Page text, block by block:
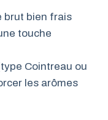
brut bien frais
touche
Cointreau ou
les arômes